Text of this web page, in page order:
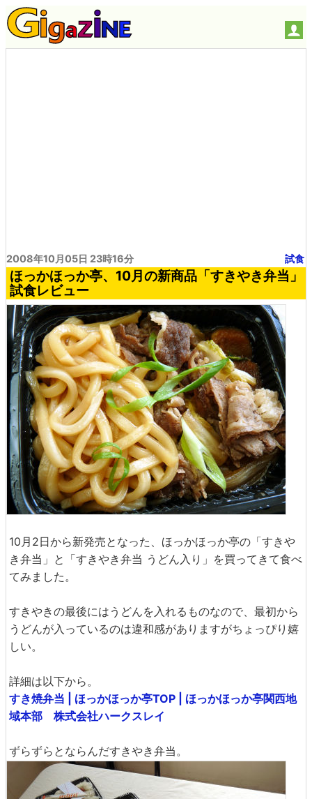
2008年10月05日 23時16分 試食
ほっかほっか亭、10月の新商品「すきやき弁当」
試食レビュー
10月2日から新発売となった、ほっかほっか亭の「すきや
き弁当」と「すきやき弁当 うどん入り」を買ってきて食べ
てみました。
すきやきの最後にはうどんを入れるものなので、最初から
うどんが入っているのは違和感がありますがちょっぴり嬉
しい。
詳細は以下から。
すき焼弁当 | ほっかほっか亭TOP | ほっかほっか亭関西地
域本部 株式会社ハークスレイ
ずらずらとならんだすきやき弁当。